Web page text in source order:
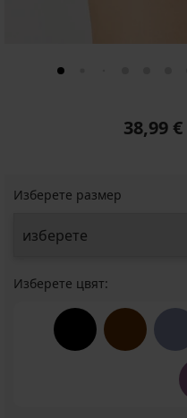
38,99 €
Изберете размер
Изберете цвят: